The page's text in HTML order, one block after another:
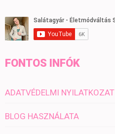
FONTOS INFÓK
ADATVÉDELMI NYILATKOZAT
BLOG HASZNÁLATA